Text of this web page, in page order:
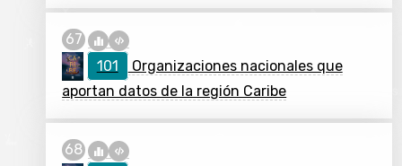
101
Organizaciones nacionales que
aportan datos de la región Caribe